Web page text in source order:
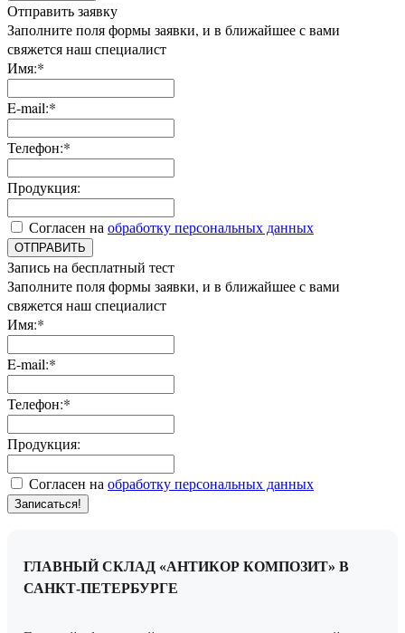
Отправить заявку
Заполните поля формы заявки, и в ближайшее с вами
свяжется наш специалист
Имя:*
E-mail:*
Телефон:*
Продукция:
Согласен на обработку персональных данных
ОТПРАВИТЬ
Запись на бесплатный тест
Заполните поля формы заявки, и в ближайшее с вами
свяжется наш специалист
Имя:*
E-mail:*
Телефон:*
Продукция:
Согласен на обработку персональных данных
Записаться!
ГЛАВНЫЙ СКЛАД «АНТИКОР КОМПОЗИТ» В
САНКТ-ПЕТЕРБУРГЕ